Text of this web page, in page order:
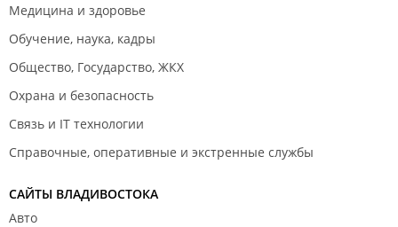
Медицина и здоровье
Обучение, наука, кадры
Общество, Государство, ЖКХ
Охрана и безопасность
Связь и IT технологии
Справочные, оперативные и экстренные службы
САЙТЫ ВЛАДИВОСТОКА
Авто